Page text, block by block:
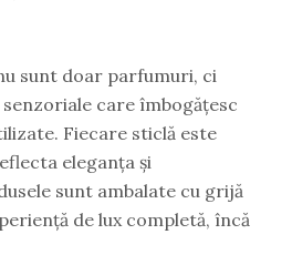
sunt doar parfumuri, ci
care îmbogățesc
Fiecare sticlă este
eleganța și
sunt ambalate cu grijă
de lux completă, încă